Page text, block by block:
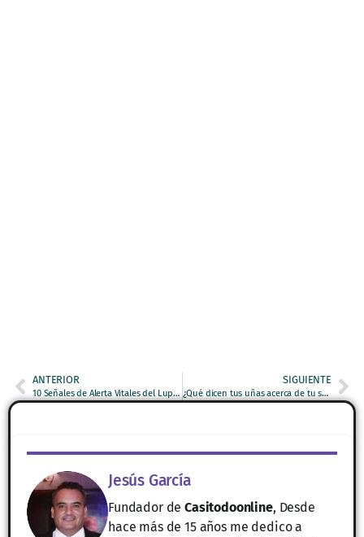
ANTERIOR
10 Señales de Alerta Vitales del Lupus que No Debes Ignorar
SIGUIENTE
¿Qué dicen tus uñas acerca de tu salud? Descúbrelo aquí
Jesús García
Fundador deCasitodoonline, Desde
hace más de 15 años me dedico a